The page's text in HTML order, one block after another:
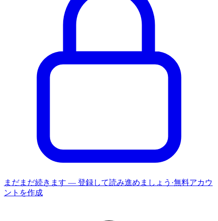
まだまだ続きます — 登録して読み進めましょう ·無料アカウ
ントを作成